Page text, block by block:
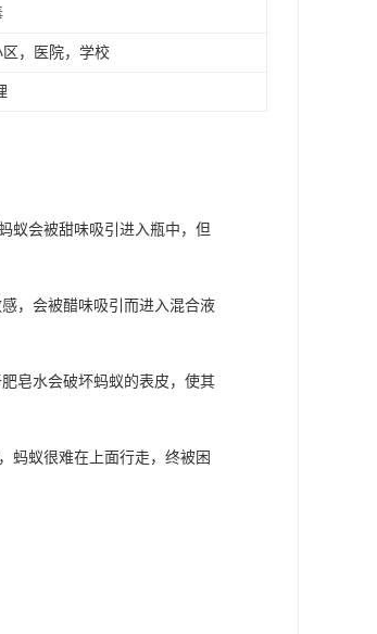
，医院，学校
蚁会被甜味吸引进入瓶中，但
，会被醋味吸引而进入混合液
皂水会破坏蚂蚁的表皮，使其
蚂蚁很难在上面行走，终被困